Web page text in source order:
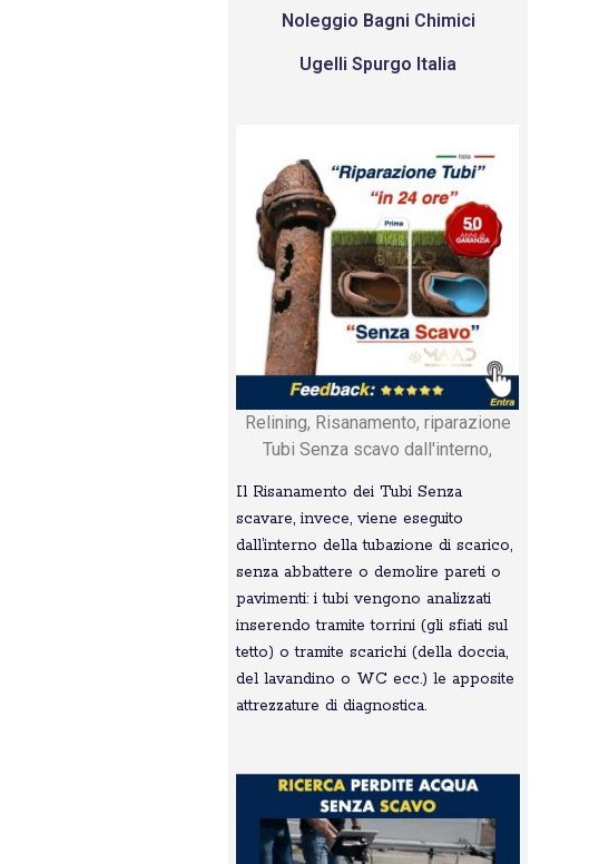
Noleggio Bagni Chimici
Ugelli Spurgo Italia
Relining, Risanamento, riparazione
Tubi Senza scavo dall'interno,
Il Risanamento dei Tubi Senza
scavare, invece, viene eseguito
dall’interno della tubazione di scarico,
senza abbattere o demolire pareti o
pavimenti: i tubi vengono analizzati
inserendo tramite torrini (gli sfiati sul
tetto) o tramite scarichi (della doccia,
del lavandino o WC ecc.) le apposite
attrezzature di diagnostica.